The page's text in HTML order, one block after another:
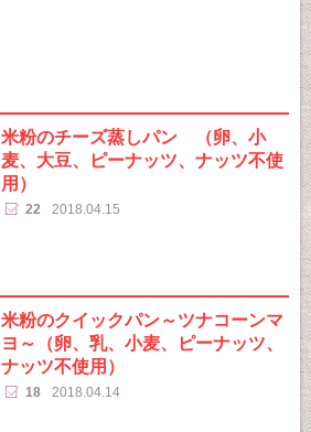
米粉のチーズ蒸しパン （卵、小
麦、大豆、ピーナッツ、ナッツ不使
用）
22 2018.04.15
米粉のクイックパン～ツナコーンマ
ヨ～（卵、乳、小麦、ピーナッツ、
ナッツ不使用）
18 2018.04.14